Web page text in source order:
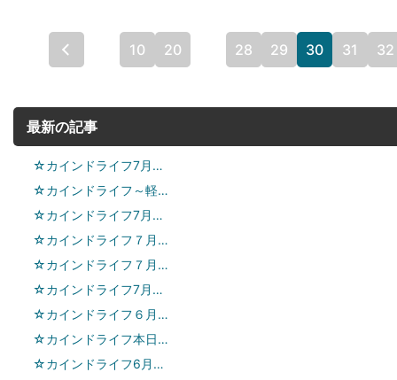
10 20 28 29 30 31 32
最新の記事
☆カインドライフ7月…
☆カインドライフ～軽…
☆カインドライフ7月…
☆カインドライフ７月…
☆カインドライフ７月…
☆カインドライフ7月…
☆カインドライフ６月…
☆カインドライフ本日…
☆カインドライフ6月…